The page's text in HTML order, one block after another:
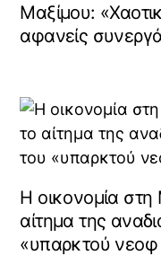
Μαξίμου:
αφανείς
Η οικονομία
αίτημα της
«υπαρκτού νεοφ